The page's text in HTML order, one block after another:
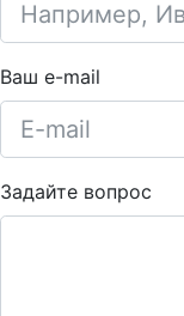
Ваш e-mail
Задайте вопрос